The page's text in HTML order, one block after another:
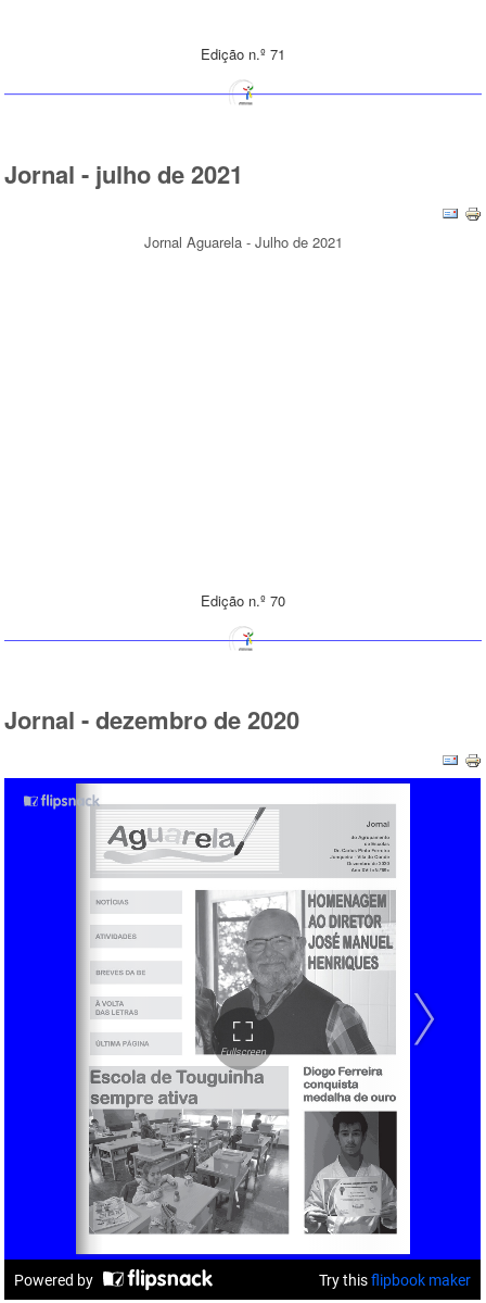
Edição n.º 71
Jornal - julho de 2021
Jornal Aguarela - Julho de 2021
Edição n.º 70
Jornal - dezembro de 2020